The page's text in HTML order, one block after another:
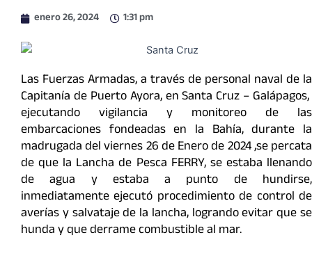
enero 26, 2024 1:31 pm
Las Fuerzas Armadas, a través de personal naval de la
Capitanía de Puerto Ayora, en Santa Cruz – Galápagos,
ejecutando vigilancia y monitoreo de las
embarcaciones fondeadas en la Bahía, durante la
madrugada del viernes 26 de Enero de 2024 ,se percata
de que la Lancha de Pesca FERRY, se estaba llenando
de agua y estaba a punto de hundirse,
inmediatamente ejecutó procedimiento de control de
averías y salvataje de la lancha, logrando evitar que se
hunda y que derrame combustible al mar.